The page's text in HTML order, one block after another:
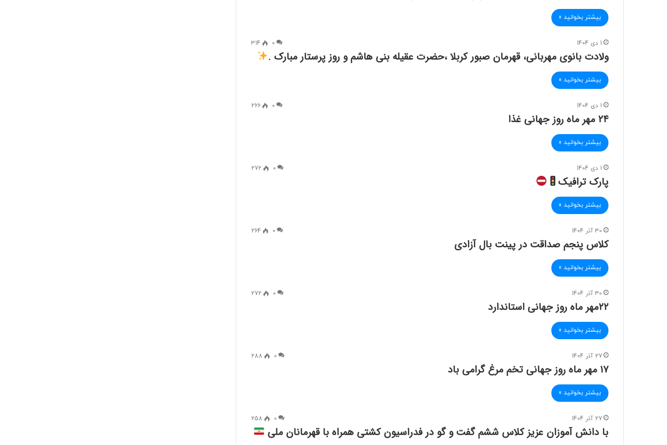
بیشتر بخوانید »
1 دی 1404 0
314
ولادت بانوی مهربانی، قهرمان صبور کربلا ،حضرت عقیله بنی هاشم و روز پرستار مبارک .
بیشتر بخوانید »
1 دی 1404 0
266
۲۴ مهر ماه روز جهانی غذا
بیشتر بخوانید »
1 دی 1404 0
272
پارک ترافیک
بیشتر بخوانید »
30 آذر 1404 0
264
کلاس پنجم صداقت در پینت بال آزادی
بیشتر بخوانید »
30 آذر 1404 0
272
۲۲مهر ماه روز جهانی استاندارد
بیشتر بخوانید »
27 آذر 1404 0
288
۱۷ مهر ماه روز جهانی تخم مرغ گرامی باد
بیشتر بخوانید »
27 آذر 1404 0
258
با دانش آموزان عزیز کلاس ششم گفت و گو در فدراسیون کشتی همراه با قهرمانان ملی